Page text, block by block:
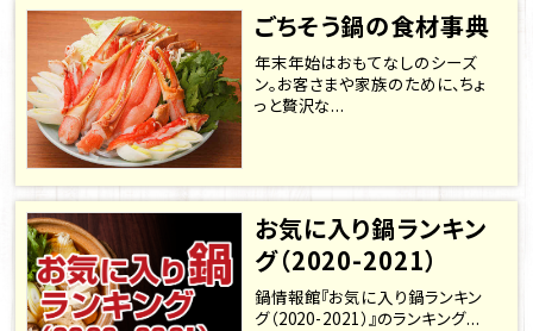
ごちそう鍋の食材事典
年末年始はおもてなしのシーズ
ン。お客さまや家族のために、ちょ
っと贅沢な...
お気に入り鍋ランキン
グ（2020-2021）
鍋情報館『お気に入り鍋ランキン
グ（2020-2021）』のランキング...